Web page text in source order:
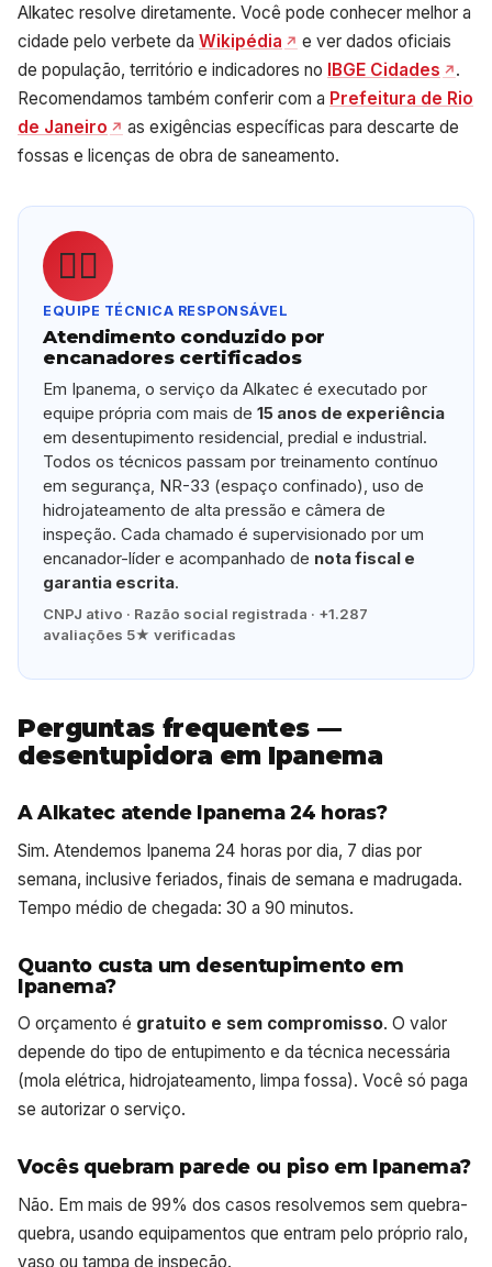
Alkatec resolve diretamente. Você pode conhecer melhor a
cidade pelo verbete da Wikipédia
e ver dados oficiais
de população, território e indicadores no IBGE Cidades
.
Recomendamos também conferir com a Prefeitura de Rio
de Janeiro
as exigências específicas para descarte de
fossas e licenças de obra de saneamento.
👷‍♂️
EQUIPE TÉCNICA RESPONSÁVEL
Atendimento conduzido por
encanadores certificados
Em Ipanema, o serviço da Alkatec é executado por
equipe própria com mais de15 anos de experiência
em desentupimento residencial, predial e industrial.
Todos os técnicos passam por treinamento contínuo
em segurança, NR-33 (espaço confinado), uso de
hidrojateamento de alta pressão e câmera de
inspeção. Cada chamado é supervisionado por um
encanador-líder e acompanhado de nota fiscal e
garantia escrita.
CNPJ ativo · Razão social registrada · +1.287
avaliações 5★ verificadas
Perguntas frequentes —
desentupidora em Ipanema
A Alkatec atende Ipanema 24 horas?
Sim. Atendemos Ipanema 24 horas por dia, 7 dias por
semana, inclusive feriados, finais de semana e madrugada.
Tempo médio de chegada: 30 a 90 minutos.
Quanto custa um desentupimento em
Ipanema?
O orçamento é gratuito e sem compromisso. O valor
depende do tipo de entupimento e da técnica necessária
(mola elétrica, hidrojateamento, limpa fossa). Você só paga
se autorizar o serviço.
Vocês quebram parede ou piso em Ipanema?
Não. Em mais de 99% dos casos resolvemos sem quebra-
quebra, usando equipamentos que entram pelo próprio ralo,
vaso ou tampa de inspeção.